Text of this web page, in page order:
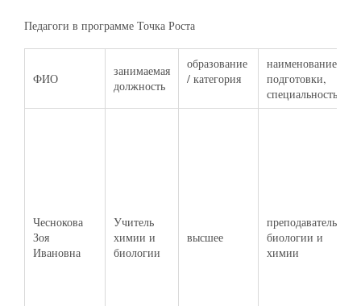
Педагоги в программе Точка Роста
ФИО
занимаемая
должность
образование
/ категория
наименование
подготовки,
специальность
Чеснокова
Зоя
Ивановна
Учитель
химии и
биологии
высшее
преподаватель
биологии и
химии